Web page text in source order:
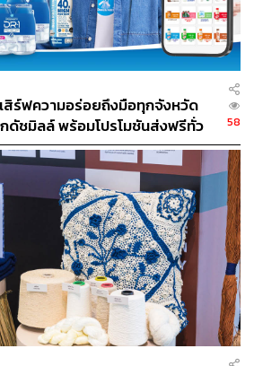
ที่เป็นการร่วมมือกันระหว่าง Thai
ผู้นำด้านอสังหาริมทรัพย์ที่ยึดหลัก Co-
เพื่อพัฒนาความเป็นอยู่ของลูก
าเป็นวันที่ดียิ่งขึ้นกว่าเดิม และ
ลตฟอร์มใหม่ที่ช่วยระดมทุนจากผู้ที่
ตในการปฏิบัติภารกิจของ Thai
รู้ถึงปัญหาอาหารเหลือทิ้งที่มากขึ้นทุก
มีโอกาสนั่งคุยกับ 3 ผู้บริหารของ
คริส ฮวง, เจ-มณฑล จิราและ จูล-
of Corporate Brandบริษัท เอสซี แอ
ด (มหาชน) เพื่อส่งมอบความคิดดีๆ
ร่วมกันแก้ปัญหาอาหารเหลือที่ขยาย
สิร์ฟความอร่อยถึงมือทุกจังหวัด
ดัชมิลล์ พร้อมโปรโมชันส่งฟรีทั่ว
ยง ได้ของวันถัดไป ส่งสินค้าแบบ
58